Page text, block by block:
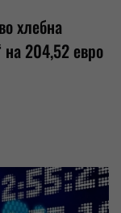
хлебна
на 204,52 евро